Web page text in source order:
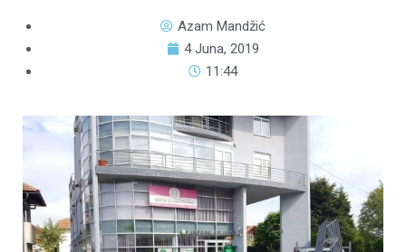
Azam Mandžić
4 Juna, 2019
11:44